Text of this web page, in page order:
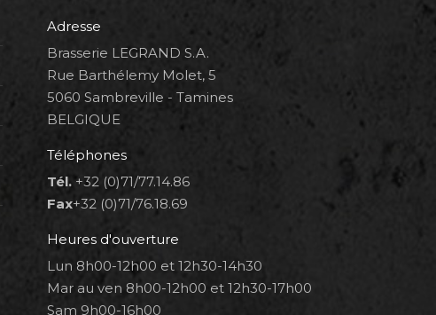
Adresse
Brasserie LEGRAND S.A.
Rue Barthélemy Molet, 5
5060 Sambreville - Tamines
BELGIQUE
Téléphones
Tél. +32 (0)71/77.14.86
Fax+32 (0)71/76.18.69
Heures d'ouverture
Lun 8h00-12h00 et 12h30-14h30
Mar au ven 8h00-12h00 et 12h30-17h00
Sam 9h00-16h00